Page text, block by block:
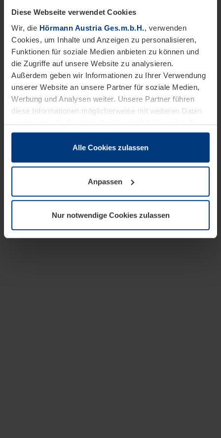
Diese Webseite verwendet Cookies
Wir, die Hörmann Austria Ges.m.b.H., verwenden
Cookies, um Inhalte und Anzeigen zu personalisieren,
Funktionen für soziale Medien anbieten zu können und
die Zugriffe auf unsere Website zu analysieren.
Außerdem geben wir Informationen zu Ihrer Verwendung
unserer Website an unsere Partner für soziale Medien,
Werbung und Analysen weiter. Unsere Partner führen
diese Informationen möglicherweise mit weiteren Daten
zusammen, die Sie ihnen bereitgestellt haben oder die
sie im Rahmen Ihrer Nutzung der Dienste gesammelt
wenn diese für den Betrieb dieser Seite unbedingt
notwendig sind. Für alle anderen Cookie-Typen benötigen
wir Ihre Erlaubnis. Ihre Einwilligung können Sie jederzeit
Datenschutzerklärungunserer Website ändern oder
widerrufen.
Alle Cookies zulassen
Anpassen
Nur notwendige Cookies zulassen